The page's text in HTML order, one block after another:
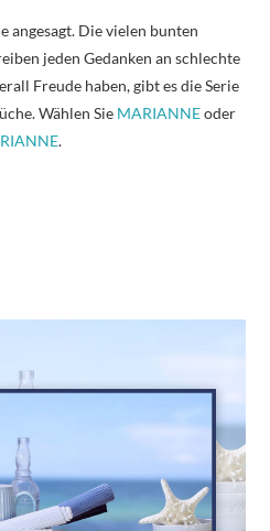
angesagt. Die vielen bunten
jeden Gedanken an schlechte
Freude haben, gibt es die Serie
Wählen Sie MARIANNEoder
.